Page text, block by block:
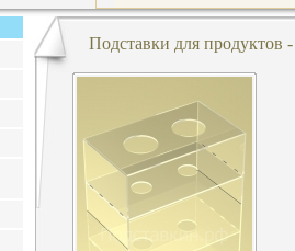
Подставки для продуктов